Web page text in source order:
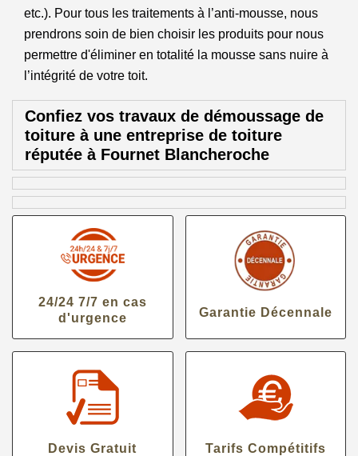
etc.). Pour tous les traitements à l’anti-mousse, nous
prendrons soin de bien choisir les produits pour nous
permettre d'éliminer en totalité la mousse sans nuire à
l’intégrité de votre toit.
Confiez vos travaux de démoussage de
toiture à une entreprise de toiture
réputée à Fournet Blancheroche
24/24 7/7 en cas
d'urgence
Garantie Décennale
Devis Gratuit Tarifs Compétitifs